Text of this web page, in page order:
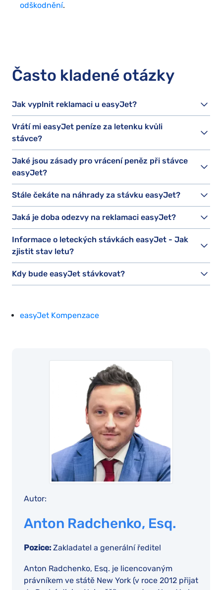
odškodnění.
Často kladené otázky
Jak vyplnit reklamaci u easyJet?
Vrátí mi easyJet peníze za letenku kvůli
stávce?
Jaké jsou zásady pro vrácení peněz při stávce
easyJet?
Stále čekáte na náhrady za stávku easyJet?
Jaká je doba odezvy na reklamaci easyJet?
Informace o leteckých stávkách easyJet - Jak
zjistit stav letu?
Kdy bude easyJet stávkovat?
easyJet Kompenzace
Autor:
Anton Radchenko, Esq.
Pozice: Zakladatel a generální ředitel
Anton Radchenko, Esq. je licencovaným
právníkem ve státě New York (v roce 2012 přijat